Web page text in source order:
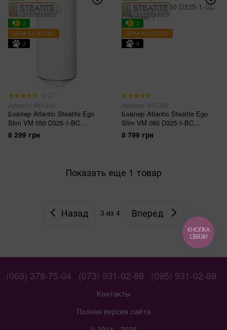
2
ЦЕНА-КАЧЕСТВО
3
2
Артикул: 841346
Бойлер Atlantic Steatite Ego
Slim VM 050 D325-1-BC
(1500W)
8 299 грн
2
ЦЕНА-КАЧЕСТВО
3
Артикул: 851392
Бойлер Atlantic Steatite Ego
Slim VM 080 D325-1-BC
(1500W)
8 799 грн
Показать еще 1 товар
Назад 3 из 4 Вперед
(068) 378-75-04 (073) 931-02-88 (095) 931-02-88
Контакты
Полная версия сайта
КНОПКА
СВЯЗИ